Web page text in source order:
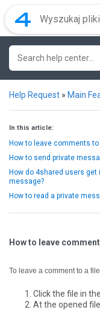
Help Request » Main
In this article:
How to leave comments
How to send private
How do 4shared users
message?
How to read a private
How to leave
To leave a comment to a
Click the file in
At the opened